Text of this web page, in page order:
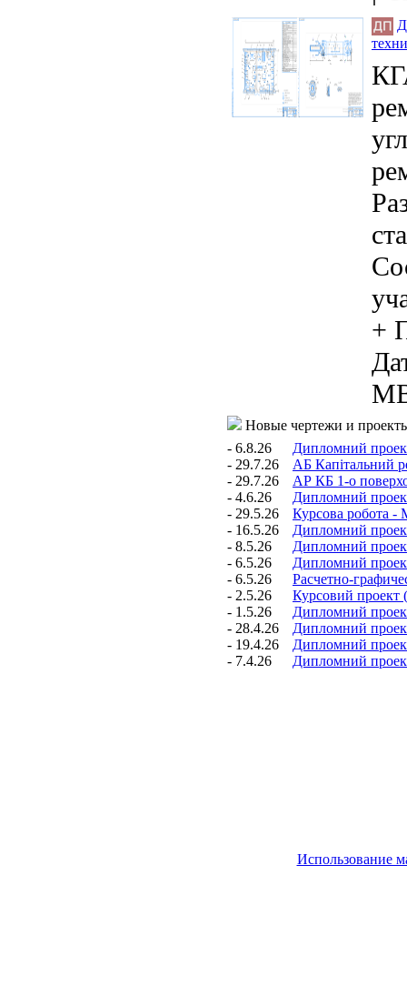
+
Новые чертежи и
- 6.8.26
Дипломний
- 29.7.26
АБ Капітальний
- 29.7.26
АР КБ 1-о
- 4.6.26
Дипломний
- 29.5.26
Курсова робота -
- 16.5.26
Дипломний
- 8.5.26
Дипломний
- 6.5.26
Дипломний
- 6.5.26
Расчетно-
- 2.5.26
Курсовий проект
- 1.5.26
Дипломний
- 28.4.26
Дипломний
- 19.4.26
Дипломний
- 7.4.26
Дипломний
Использование